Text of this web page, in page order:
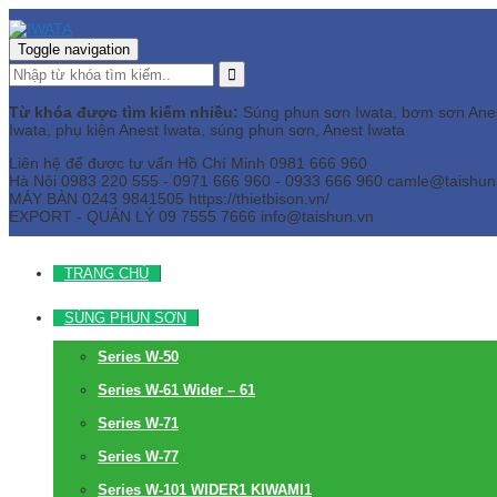
Toggle navigation
Từ khóa được tìm kiếm nhiều: Súng phun sơn Iwata, bơm sơn
Iwata, phụ kiện Anest Iwata, súng phun sơn, Anest Iwata
Liên hệ để được tư vấn Hồ Chí Minh 0981 666 960
Hà Nội 0983 220 555 - 0971 666 960 - 0933 666 960
MÁY BÀN 0243 9841505 https://thietbison.vn/
EXPORT - QUẢN LÝ 09 7555 7666 info@taishun.vn
TRANG CHỦ
SÚNG PHUN SƠN
Series W-50
Series W-61 Wider – 61
Series W-71
Series W-77
Series W-101 WIDER1 KIWAMI1